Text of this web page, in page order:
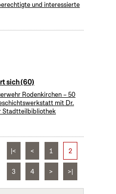
und interessierte
sich (60)
Rodenkirchen – 50
mit Dr.
Stadtteilbibliothek
|< < 1 2
3 4 > >|